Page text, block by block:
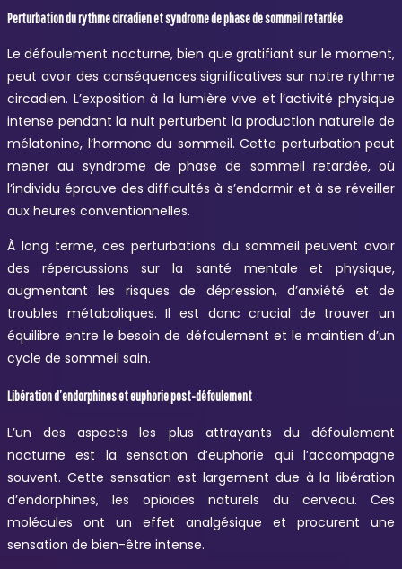
Perturbation du rythme circadien et syndrome de phase de sommeil retardée
Le défoulement nocturne, bien que gratifiant sur le moment,
peut avoir des conséquences significatives sur notre rythme
circadien. L’exposition à la lumière vive et l’activité physique
intense pendant la nuit perturbent la production naturelle de
mélatonine, l’hormone du sommeil. Cette perturbation peut
mener au syndrome de phase de sommeil retardée, où
l’individu éprouve des difficultés à s’endormir et à se réveiller
aux heures conventionnelles.
À long terme, ces perturbations du sommeil peuvent avoir
des répercussions sur la santé mentale et physique,
augmentant les risques de dépression, d’anxiété et de
troubles métaboliques. Il est donc crucial de trouver un
équilibre entre le besoin de défoulement et le maintien d’un
cycle de sommeil sain.
Libération d’endorphines et euphorie post-défoulement
L’un des aspects les plus attrayants du défoulement
nocturne est la sensation d’euphorie qui l’accompagne
souvent. Cette sensation est largement due à la libération
d’endorphines, les opioïdes naturels du cerveau. Ces
molécules ont un effet analgésique et procurent une
sensation de bien-être intense.